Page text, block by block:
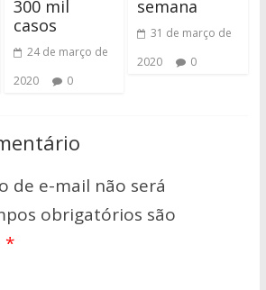
300 mil
casos
24 de março de
2020
0
semana
31 de março de
2020
0
de e-mail não será
obrigatórios são
*